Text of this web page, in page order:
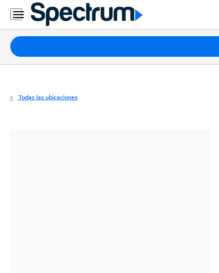
Residencial
Business
Paquetes
Internet
Todas las ubicaciones